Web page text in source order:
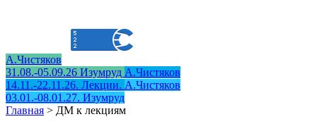
А.Чистяков
31.08.-05.09.26 Изумруд А.Чистяков
14.11.-22.11.26. Лекции. А.Чистяков
03.01.-08.01.27. Изумруд
Главная > ДМ к лекциям